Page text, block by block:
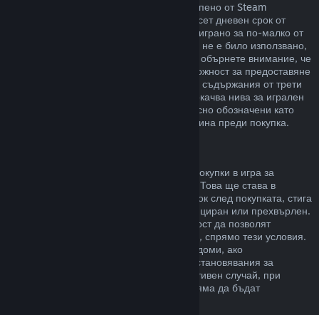
Сумата за сваляемото съдържание, закупено от Steam
магазина, се възстановява в четиринадесет дневен срок от
покупката, и ако съответното заглавие е играно за по-малко от
два часа, след транзакцията. Стига то да не е било използвано,
модифицирано или прехвърлено. Моля, обърнете внимание, че
в някои случаи Steam няма да има възможност за предоставяне
на възстановявания при някои сваляеми съдържания от трети
страни (например, ако то необратимо покачва нива за игрален
персонаж). Тези изключения ще бъдат ясно обозначени като
невъзстановими на страницата им магазина преди покупка.
Steam ще предлага възстановяване на покупки в игра за
всякакви заглавия разработени от Valve. Това ще става в
рамките на четиридесет и осем часов срок след покупката, стига
артикула да не е бил използван, модифициран или прехвърлен.
Другите разработчици ще имат възможност да позволят
възстановявания за артикули в игрите си, спрямо тези условия.
По време на покупката Steam ще Ви уведоми, ако
разработчикът е решил да предлага възстановявания за
артикула в играта, който купувате. В противен случай, при
покупките в игри, които не са на Valve, няма да бъдат